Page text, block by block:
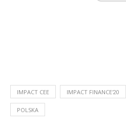
IMPACT CEE IMPACT FINANCE'20
POLSKA